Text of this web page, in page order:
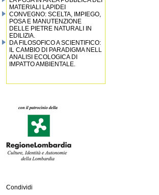
MATERIALI LAPIDEI
CONVEGNO: SCELTA, IMPIEGO,
POSA E MANUTENZIONE
DELLE PIETRE NATURALI IN
EDILIZIA.
DA FILOSOFICO A SCIENTIFICO:
IL CAMBIO DI PARADIGMA NELL
ANALISI ECOLOGICA DI
IMPATTO AMBIENTALE.
Condividi